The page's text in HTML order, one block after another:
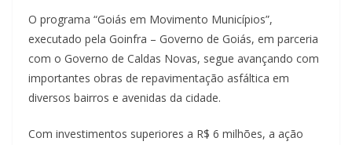
O programa “Goiás em Movimento Municípios”,
executado pela Goinfra – Governo de Goiás, em parceria
com o Governo de Caldas Novas, segue avançando com
importantes obras de repavimentação asfáltica em
diversos bairros e avenidas da cidade.
Com investimentos superiores a R$ 6 milhões, a ação